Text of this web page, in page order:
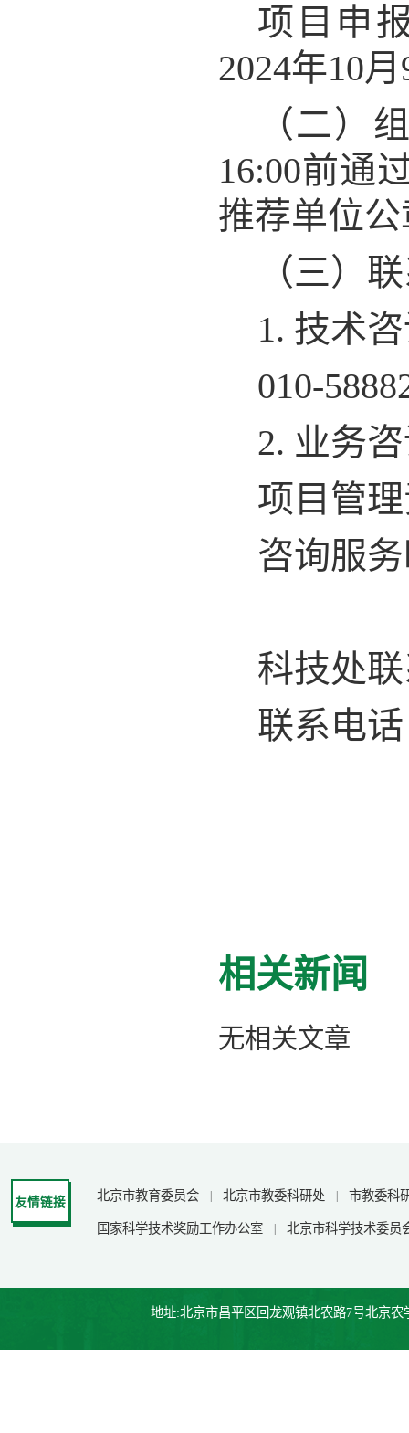
项目申
2024年10
（二）
16:00前通
推荐单位
（三）
1. 技术
010-
2. 业务
项目管
咨询服
科技处
联系电
相关新闻
无相关文章
友情链接 北京市教育委员会 | 北京市教委科研处 | 市教委科
国家科学技术奖励工作办公室 | 北京市科学技术委员
地址:北京市昌平区回龙观镇北农路7号北京